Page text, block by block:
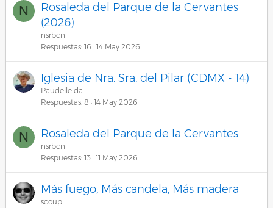
N
Rosaleda del Parque de la Cervantes
(2026)
nsrbcn
Respuestas 16 14 May 2026
Iglesia de Nra. Sra. del Pilar (CDMX - 14)
Paudelleida
Respuestas 8 14 May 2026
N Rosaleda del Parque de la Cervantes
nsrbcn
Respuestas 13 11 May 2026
Más fuego, Más candela, Más madera
scoupi